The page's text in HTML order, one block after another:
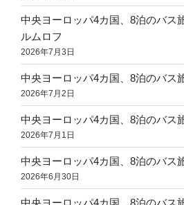
中央ヨーロッパ4カ国、8泊のバス
ルムロフ
2026年7月3日
中央ヨーロッパ4カ国、8泊のバス
2026年7月2日
中央ヨーロッパ4カ国、8泊のバス
2026年7月1日
中央ヨーロッパ4カ国、8泊のバ
2026年6月30日
中央ヨーロッパ4カ国、8泊のバス